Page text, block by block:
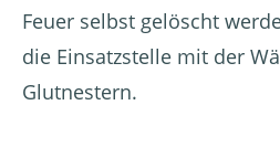
Feuer selbst gelöscht
die Einsatzstelle mit der
Glutnestern.